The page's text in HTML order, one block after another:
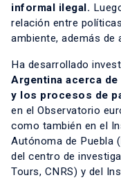
informal ilegal.
relación entre
ambiente, además de
Ha desarrollado
Argentina acerca
y los procesos de
en el Observatorio
como también en el
Autónoma de Puebla
del centro de
Tours, CNRS) y del